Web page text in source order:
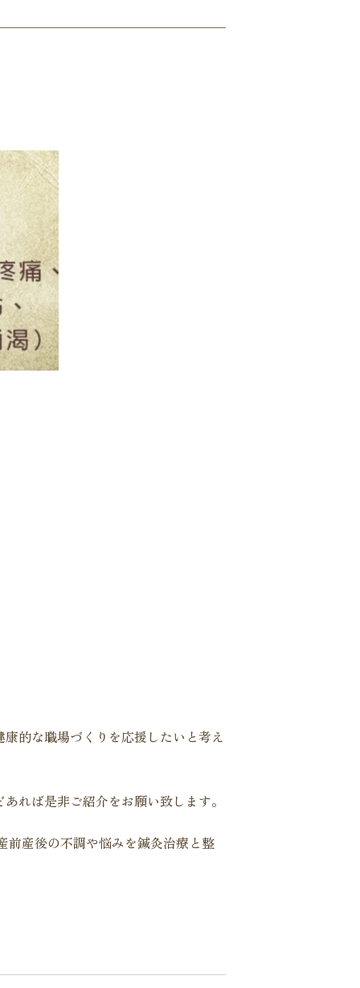
的な職場づくりを応援したいと考え
れば是非ご紹介をお願い致します。
産後の不調や悩みを鍼灸治療と整